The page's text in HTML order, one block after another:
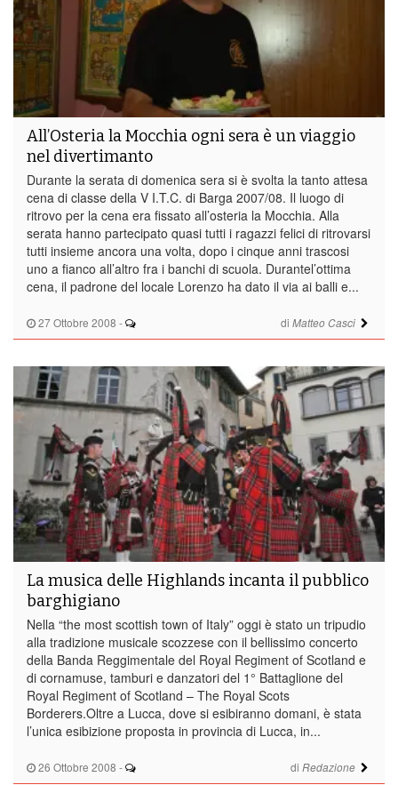
27 Ottobre 2008 - di Matteo Casci
All’Osteria la Mocchia ogni sera è un viaggio
nel divertimanto
Durante la serata di domenica sera si è svolta la tanto attesa
cena di classe della V I.T.C. di Barga 2007/08. Il luogo di
ritrovo per la cena era fissato all’osteria la Mocchia. Alla
serata hanno partecipato quasi tutti i ragazzi felici di ritrovarsi
tutti insieme ancora una volta, dopo i cinque anni trascosi
uno a fianco all’altro fra i banchi di scuola. Durantel’ottima
cena, il padrone del locale Lorenzo ha dato il via ai balli e...
26 Ottobre 2008 - di Redazione
La musica delle Highlands incanta il pubblico
barghigiano
Nella “the most scottish town of Italy” oggi è stato un tripudio
alla tradizione musicale scozzese con il bellissimo concerto
della Banda Reggimentale del Royal Regiment of Scotland e
di cornamuse, tamburi e danzatori del 1° Battaglione del
Royal Regiment of Scotland – The Royal Scots
Borderers.Oltre a Lucca, dove si esibiranno domani, è stata
l’unica esibizione proposta in provincia di Lucca, in...